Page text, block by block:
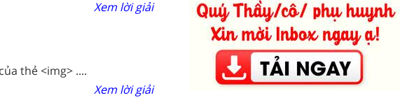
Xem lời giải
thẻ <img> ....
Xem lời giải